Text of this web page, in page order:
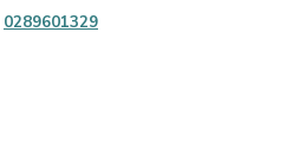
0289601329